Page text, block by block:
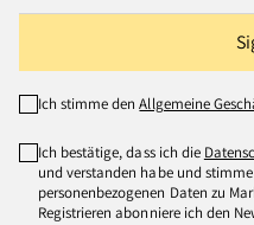
Ich stimme denAllgemeine
Ich bestätige, dass ich die
und verstanden habe und
personenbezogenen Daten zu
Registrieren abonniere ich den